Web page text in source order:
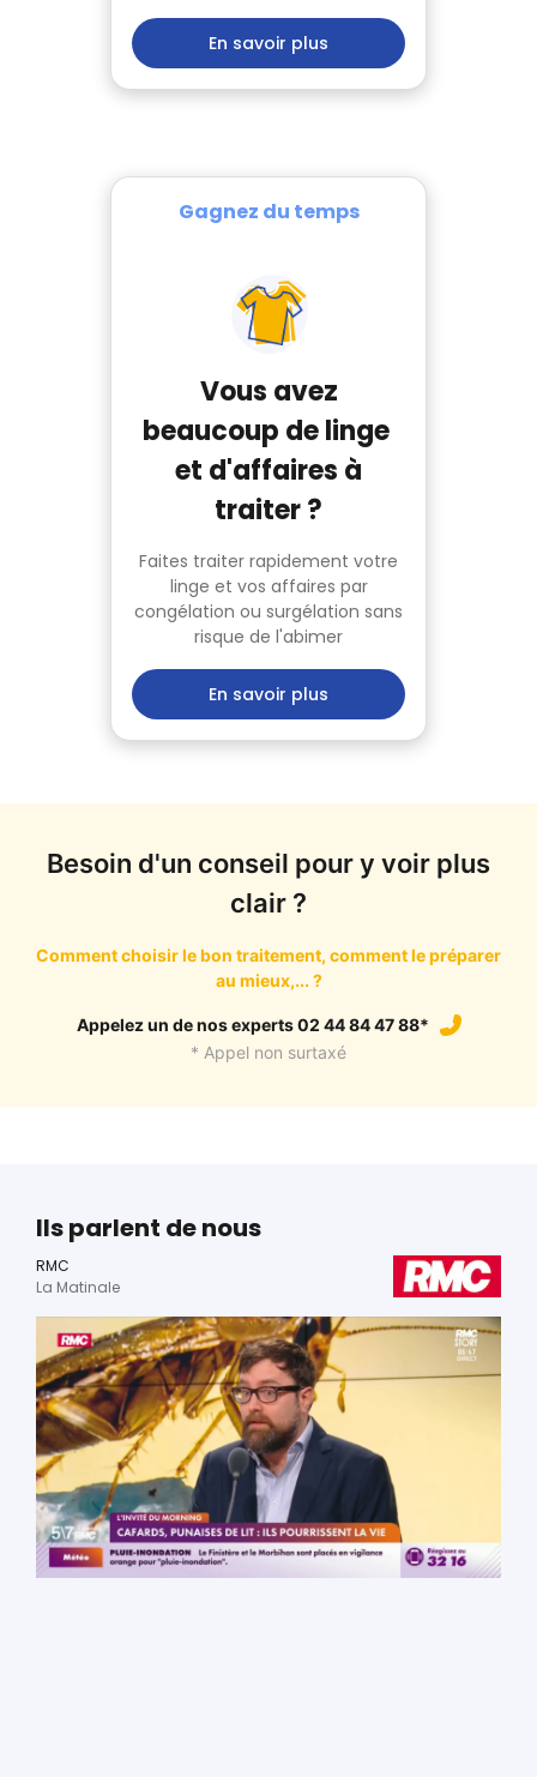
En savoir plus
Gagnez du temps
Vous avez
beaucoup de linge
et d'affaires à
traiter ?
Faites traiter rapidement votre
linge et vos affaires par
congélation ou surgélation sans
risque de l'abimer
En savoir plus
Besoin d'un conseil pour y voir plus
clair ?
Comment choisir le bon traitement, comment le préparer
au mieux,... ?
Appelez un de nos experts 02 44 84 47 88*
* Appel non surtaxé
Ils parlent de nous
RMC
La Matinale